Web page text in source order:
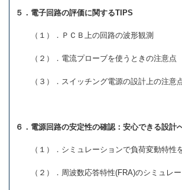
５．電子回路の評価に関するTIPS
（１）．ＰＣＢ上の回路の波形観測
（２）．電流プローブを使うときの注意点
（３）．スイッチング電源の設計上の注意
６．電源回路の安定性の確認：安心できる設計
（１）．シミュレーションで負荷変動特性
（２）．周波数応答特性(FRA)のシミュレー